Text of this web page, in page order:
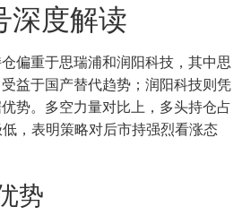
深度解读
偏重于思瑞浦和润阳科技，其中思
益于国产替代趋势；润阳科技则凭
势。多空力量对比上，多头持仓占
，表明策略对后市持强烈看涨态
势